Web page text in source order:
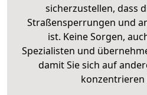
sicherzustellen, dass
Straßensperrungen und
ist. Keine Sorgen,
Spezialisten und
damit Sie sich auf
konzentrieren